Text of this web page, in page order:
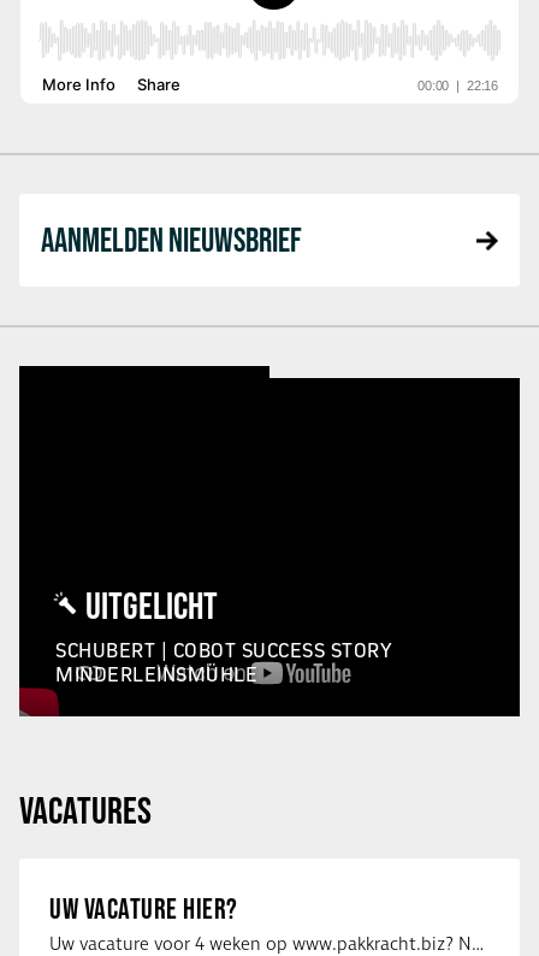
AANMELDEN NIEUWSBRIEF
UITGELICHT
SCHUBERT | COBOT SUCCESS STORY
MINDERLEINSMÜHLE
VACATURES
UW VACATURE HIER?
Uw vacature voor 4 weken op www.pakkracht.biz? Neem dan contact op met Yannick van …